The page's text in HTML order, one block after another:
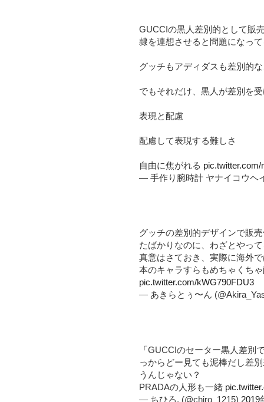
GUCCIの黒人差別的として販
隷を連想させると問題になっ
グッチもアディダスも差別的
でもそれだけ、黒人が差別を
表現と配慮
配慮して表現する難しさ
自由に焦がれる
— 手作り腕時計 ヤナイコウヘ
グッチの差別的デザインで販
たばかりなのに、わざとやっ
真意はさておき、実際に海外
本のキャラすらもめちゃくち
pic.twitter.com/kWG790FDU3
— あきらとぅ〜ん
「GUCCIのセーター黒人差別
っからどー見ても泥棒だし差
うんじゃない？
PRADAの人形も一緒
— ちひろ. (@chiro_1215) 2019